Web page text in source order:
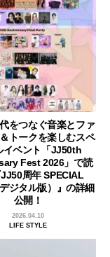
をつなぐ音楽とファ
トークを楽しむスペ
イベント「JJ50th
Fest 2026」で読
周年 SPECIAL
ジタル版）』の詳細
公開！
2026.04.10
LIFE STYLE